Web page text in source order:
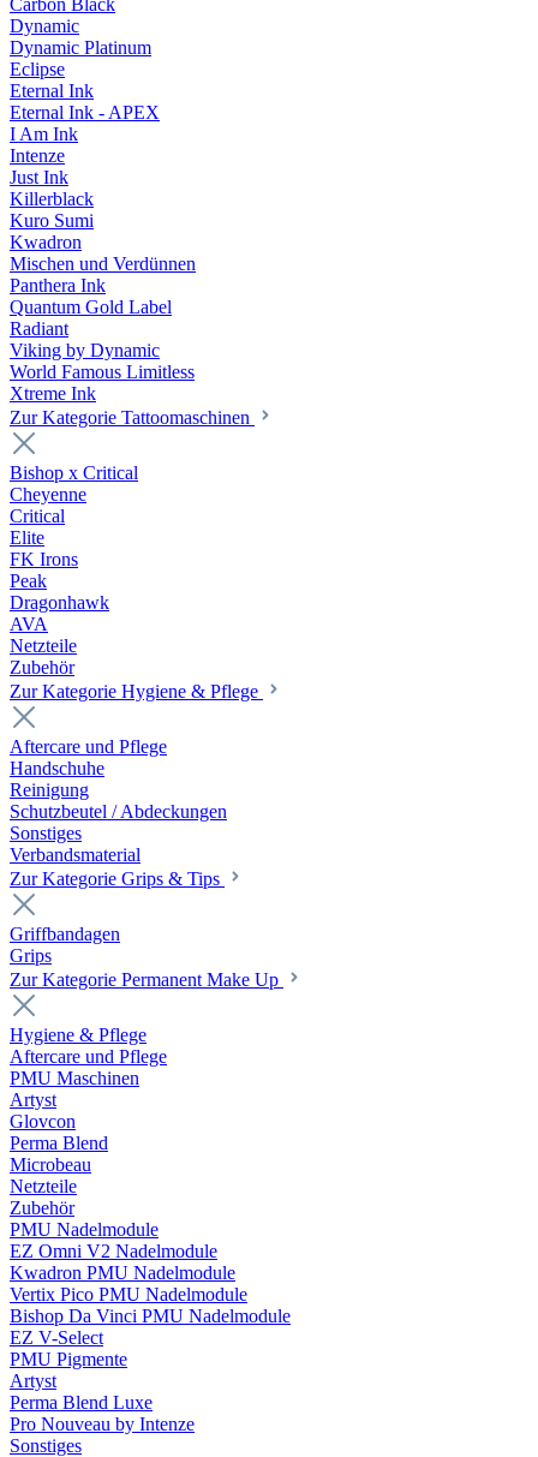
Carbon Black
Dynamic
Dynamic Platinum
Eclipse
Eternal Ink
Eternal Ink - APEX
I Am Ink
Intenze
Just Ink
Killerblack
Kuro Sumi
Kwadron
Mischen und Verdünnen
Panthera Ink
Quantum Gold Label
Radiant
Viking by Dynamic
World Famous Limitless
Xtreme Ink
Zur Kategorie Tattoomaschinen
Bishop x Critical
Cheyenne
Critical
Elite
FK Irons
Peak
Dragonhawk
AVA
Netzteile
Zubehör
Zur Kategorie Hygiene & Pflege
Aftercare und Pflege
Handschuhe
Reinigung
Schutzbeutel / Abdeckungen
Sonstiges
Verbandsmaterial
Zur Kategorie Grips & Tips
Griffbandagen
Grips
Zur Kategorie Permanent Make Up
Hygiene & Pflege
Aftercare und Pflege
PMU Maschinen
Artyst
Glovcon
Perma Blend
Microbeau
Netzteile
Zubehör
PMU Nadelmodule
EZ Omni V2 Nadelmodule
Kwadron PMU Nadelmodule
Vertix Pico PMU Nadelmodule
Bishop Da Vinci PMU Nadelmodule
EZ V-Select
PMU Pigmente
Artyst
Perma Blend Luxe
Pro Nouveau by Intenze
Sonstiges